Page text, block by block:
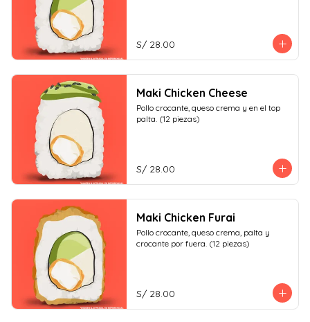
S/ 28.00
Maki Chicken Cheese
Pollo crocante, queso crema y en el top
palta. (12 piezas)
S/ 28.00
Maki Chicken Furai
Pollo crocante, queso crema, palta y
crocante por fuera. (12 piezas)
S/ 28.00